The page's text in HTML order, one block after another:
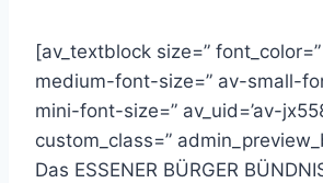
[av_textblock size=”
medium-font-size=” av-small-
mini-font-size=” av_uid=’av-
custom_class=”
Das ESSENER BÜRGER